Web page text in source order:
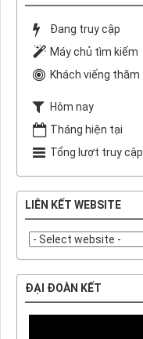
Đang truy cập
Máy chủ tìm kiếm
Khách viếng thăm
Hôm nay
Tháng hiện tại
Tổng lượt truy cập
LIÊN KẾT WEBSITE
ĐẠI ĐOÀN KẾT